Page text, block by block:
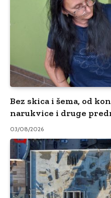
Bez skica i šema, od
narukvice i druge
03/08/2026